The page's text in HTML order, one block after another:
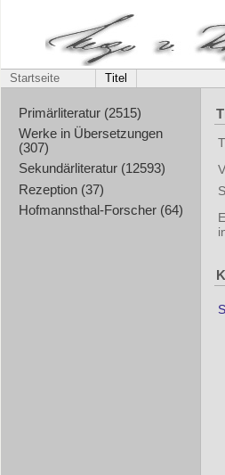
Startseite Titel
Primärliteratur (2515)
Werke in Übersetzungen
(307)
Sekundärliteratur (12593)
Rezeption (37)
Hofmannsthal-Forscher (64)